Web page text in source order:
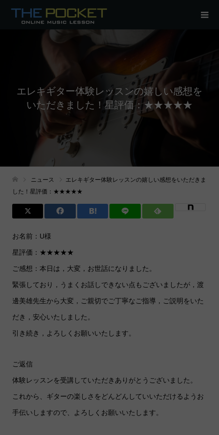
エレキギター体験レッスンの嬉しい感想を
いただきました！星評価：★★★★★
ニュース
エレキギター体験レッスンの嬉しい感想をいただきま
した！星評価：★★★★★
お名前：U様
星評価：★★★★★
ご感想：本日は，大変，お世話になりました。
緊張しており，うまくお話しできない点もございましたが，渡
邊美雄先生から大変，ご親切でご丁寧なご指導，ご説明をいた
だき，安心いたしました。
引き続き，よろしくお願いいたします。
ご返信
体験レッスンを受講していただきありがとうございました。
これから、ギターの楽しさをどんどんしていいただけるようお
手伝いしますので、よろしくお願いいたします。